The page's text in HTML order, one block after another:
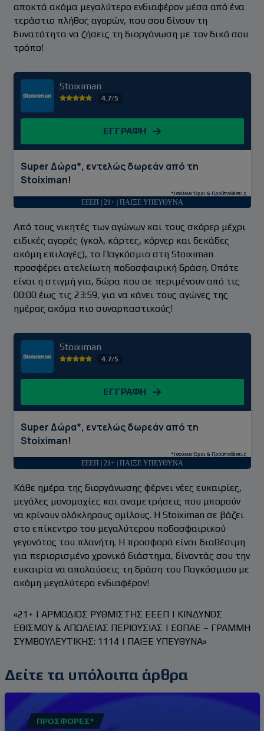
αποκτά ακόμα μεγαλύτερο ενδιαφέρον μέσα από ένα
τεράστιο πλήθος αγορών, που σου δίνουν τη
δυνατότητα να ζήσεις τη διοργάνωση με τον δικό σου
τρόπο!
Stoiximan
4.7/5
ΕΓΓΡΑΦΗ
Super Δώρα*, εντελώς δωρεάν από τη
Stoiximan!
*Ισχύουν Όροι & Προϋποθέσεις
ΕΕΕΠ | 21+ | ΠΑΙΞΕ ΥΠΕΥΘΥΝΑ
Από τους νικητές των αγώνων και τους σκόρερ μέχρι
ειδικές αγορές (γκολ, κάρτες, κόρνερ και δεκάδες
ακόμη επιλογές), το Παγκόσμιο στη Stoiximan
προσφέρει ατελείωτη ποδοσφαιρική δράση. Οπότε
είναι η στιγμή για, δώρα που σε περιμένουν από τις
00:00 έως τις 23:59, για να κάνει τους αγώνες της
ημέρας ακόμα πιο συναρπαστικούς!
Stoiximan
4.7/5
ΕΓΓΡΑΦΗ
Super Δώρα*, εντελώς δωρεάν από τη
Stoiximan!
*Ισχύουν Όροι & Προϋποθέσεις
ΕΕΕΠ | 21+ | ΠΑΙΞΕ ΥΠΕΥΘΥΝΑ
Κάθε ημέρα της διοργάνωσης φέρνει νέες ευκαιρίες,
μεγάλες μονομαχίες και αναμετρήσεις που μπορούν
να κρίνουν ολόκληρους ομίλους. Η Stoiximan σε βάζει
στο επίκεντρο του μεγαλύτερου ποδοσφαιρικού
γεγονότος του πλανήτη. Η προσφορά είναι διαθέσιμη
για περιορισμένο χρονικό διάστημα, δίνοντάς σου την
ευκαιρία να απολαύσεις τη δράση του Παγκόσμιου με
ακόμη μεγαλύτερο ενδιαφέρον!
«21+ | ΑΡΜΟΔΙΟΣ ΡΥΘΜΙΣΤΗΣ ΕΕΕΠ | ΚΙΝΔΥΝΟΣ
ΕΘΙΣΜΟΥ & ΑΠΩΛΕΙΑΣ ΠΕΡΙΟΥΣΙΑΣ | ΕΟΠΑΕ – ΓΡΑΜΜΗ
ΣΥΜΒΟΥΛΕΥΤΙΚΗΣ: 1114 | ΠΑΙΞΕ ΥΠΕΥΘΥΝΑ»
Δείτε τα υπόλοιπα άρθρα
ΠΡΟΣΦΟΡΈΣ*